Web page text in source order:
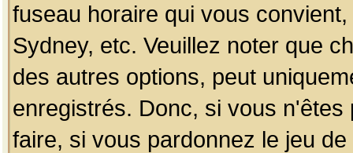
fuseau horaire qui vous
Sydney, etc. Veuillez noter que
des autres options, peut
enregistrés. Donc, si vous
faire, si vous pardonnez le jeu